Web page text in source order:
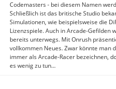
Codemasters - bei diesem Namen
Schließlich ist das britische Studio
Simulationen, wie beispielsweise die
Lizenzspiele. Auch in Arcade-Gefilden
bereits unterwegs. Mit Onrush
vollkommen Neues. Zwar könnte man
immer als Arcade-Racer bezeichnen,
es wenig zu tun...